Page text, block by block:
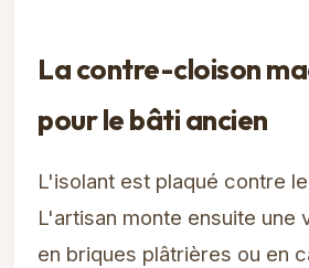
La contre-cloison
pour le bâti ancien
L'isolant est plaqué contre
L'artisan monte ensuite une
en briques plâtrières ou en